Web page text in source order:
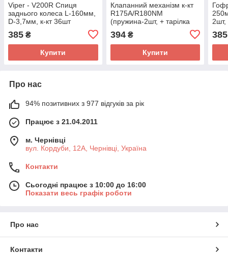
Viper - V200R Спиця
заднього колеса L-160мм,
D-3,7мм, к-кт 36шт
385 ₴
Купити
Клапанний механізм к-кт
R175A/R180NM
(пружина-2шт, + тарілка
клапана-2шт, + напрямна
d-7мм -2шт)
394₴
Купити
2шт,
385
Про нас
94% позитивних з 977 відгуків за рік
Працює з 21.04.2011
м. Чернівці
вул. Кордуби, 12А, Чернівці, Україна
Контакти
Сьогодні працює з 10:00 до 16:00
Показати весь графік роботи
Про нас
Контакти